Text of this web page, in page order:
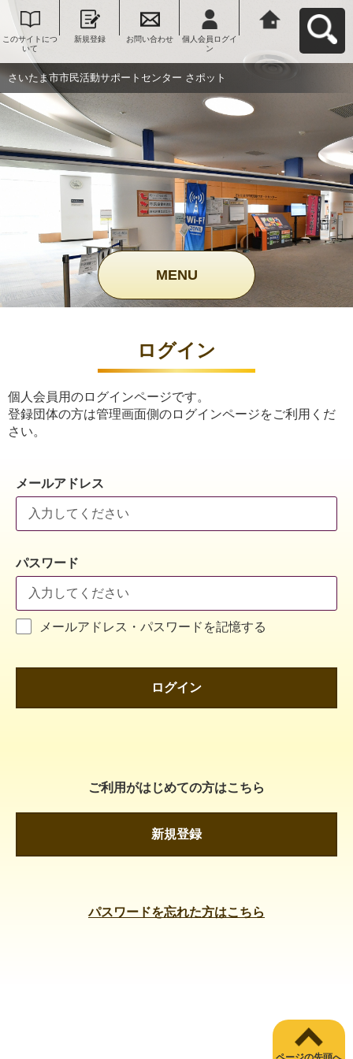
このサイトにつ
いて
新規登録 お問い合わせ
個人会員ログイ
ン
ンター さポット
へ戻る
さいたま市市民活動サポートセンター さポット
MENU
ログイン
個人会員用のログインページです。
登録団体の方は管理画面側のログインページをご利用くだ
さい。
メールアドレス
パスワード
メールアドレス・パスワードを記憶する
ログイン
ご利用がはじめての方はこちら
新規登録
パスワードを忘れた方はこちら